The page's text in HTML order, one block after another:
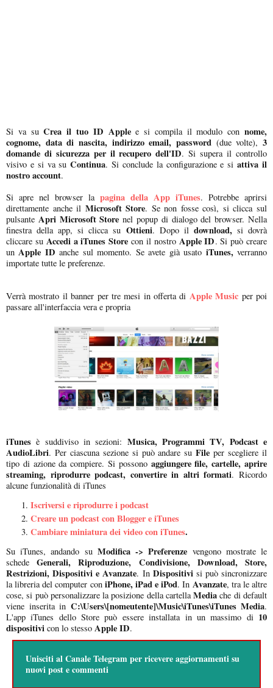
Si va suCrea il tuo ID Applee si compila il modulo con nome,
cognome, data di nascita, indirizzo email, password (due volte), 3
domande di sicurezza per il recupero dell'ID. Si supera il controllo
visivo e si va suContinua. Si conclude la configurazione e siattiva il
nostro account.
Si apre nel browser la pagina della App iTunes. Potrebbe aprirsi
direttamente anche il Microsoft Store. Se non fosse così, si clicca sul
pulsante Apri Microsoft Store nel popup di dialogo del browser. Nella
finestra della app, si clicca su Ottieni. Dopo ildownload,si dovrà
cliccare su Accedi a iTunes Store con il nostro Apple ID. Si può creare
unApple ID anche sul momento. Se avete già usato iTunes,verranno
importate tutte le preferenze.
Verrà mostrato il banner per tre mesi in offerta di Apple Music per poi
passare all'interfaccia vera e propria
iTunes è suddiviso in sezioni: Musica, Programmi TV, Podcast e
AudioLibri. Per ciascuna sezione si può andare suFile per scegliere il
tipo di azione da compiere. Si possonoaggiungere file, cartelle, aprire
streaming, riprodurre podcast, convertire in altri formati. Ricordo
alcune funzionalità di iTunes
Iscriversi e riprodurre i podcast
Creare un podcast con Blogger e iTunes
Cambiare miniatura dei video con iTunes.
Su iTunes, andando su Modifica -> Preferenze vengono mostrate le
schedeGenerali, Riproduzione, Condivisione, Download, Store,
Restrizioni, Dispositivi e Avanzate. In Dispositivi si può sincronizzare
la libreria del computer coniPhone, iPad e iPod. In Avanzate, tra le altre
cose, si può personalizzare la posizione della cartellaMedia che di default
viene inserita in C:\Users\[nomeutente]\Music\iTunes\iTunes Media.
L'app iTunes dello Store può essere installata in un massimo di 10
dispositivi con lo stesso Apple ID.
Unisciti alCanale Telegramper ricevere aggiornamenti su
nuovi post e commenti